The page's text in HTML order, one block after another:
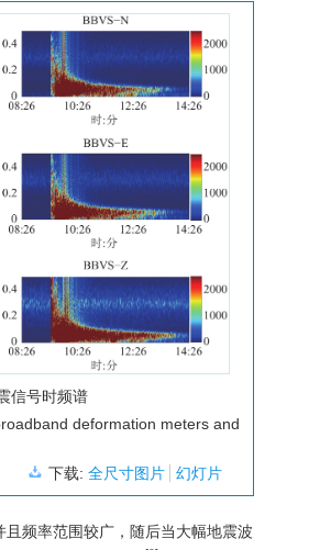
信号时频谱
deformation meters and
下载:全尺寸图片 幻灯片
频率范围较广，随后当大幅地震波